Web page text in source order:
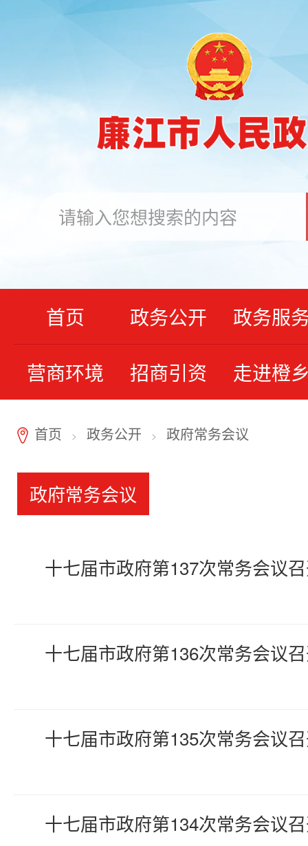
首页 政务公开 政务服
营商环境 招商引资 走进橙
7 首页 > 政务公开 > 政府常务会议
政府常务会议
十七届市政府第137次常务会议
十七届市政府第136次常务会议
十七届市政府第135次常务会议
十七届市政府第134次常务会议